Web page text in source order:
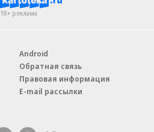
18+ реклама
Android
Обратная связь
Правовая информация
E-mail рассылки